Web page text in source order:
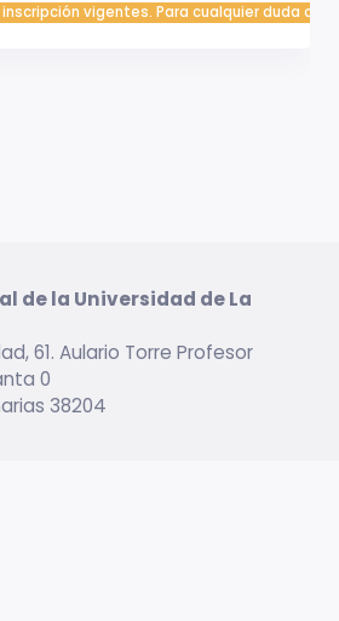
vigentes. Para cualquier duda
de la Universidad de La
61. Aulario Torre Profesor
0
38204